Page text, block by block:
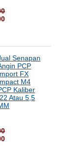
Senapan
PCP
FX
M4
Kaliber
.22 Atau 5,5